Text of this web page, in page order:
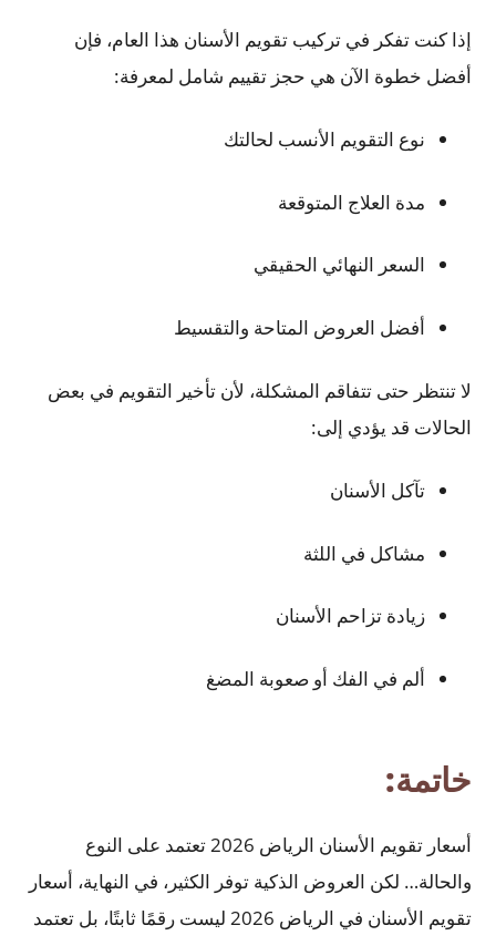
إذا كنت تفكر في تركيب تقويم الأسنان هذا العام، فإن
أفضل خطوة الآن هي حجز تقييم شامل لمعرفة:
نوع التقويم الأنسب لحالتك
مدة العلاج المتوقعة
السعر النهائي الحقيقي
أفضل العروض المتاحة والتقسيط
لا تنتظر حتى تتفاقم المشكلة، لأن تأخير التقويم في بعض
الحالات قد يؤدي إلى:
تآكل الأسنان
مشاكل في اللثة
زيادة تزاحم الأسنان
ألم في الفك أو صعوبة المضغ
خاتمة:
أسعار تقويم الأسنان الرياض 2026 تعتمد على النوع
والحالة… لكن العروض الذكية توفر الكثير، في النهاية، أسعار
تقويم الأسنان في الرياض 2026 ليست رقمًا ثابتًا، بل تعتمد